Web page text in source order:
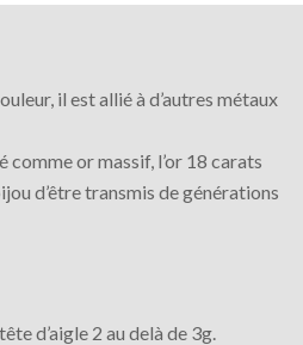
il est allié à d’autres métaux
or massif, l’or 18 carats
d’être transmis de générations
d’aigle 2 au delà de 3g.